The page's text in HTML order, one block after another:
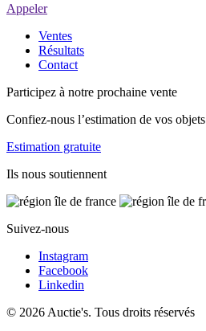
Appeler
Ventes
Résultats
Contact
Participez à notre prochaine vente
Confiez-nous l’estimation de vos objets
Estimation gratuite
Ils nous soutiennent
Suivez-nous
Instagram
Facebook
Linkedin
© 2026 Auctie's. Tous droits réservés